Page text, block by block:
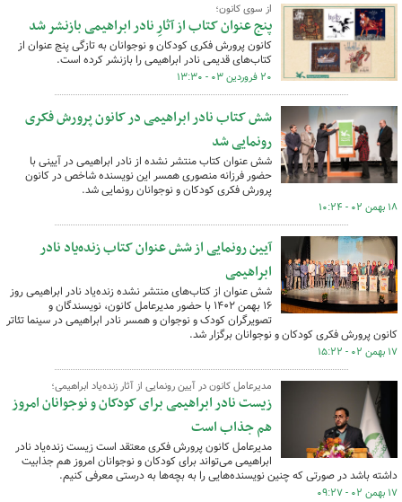
از سوی کانون؛
پنج عنوان کتاب از آثارِ نادر ابراهیمی بازنشر شد
کانون پرورش فکری کودکان و نوجوانان به تازگی پنج عنوان از
کتاب‌های قدیمی نادر ابراهیمی را بازنشر کرده است.
۲۰ فروردین ۰۳ - ۱۳:۳۰
شش کتاب نادر ابراهیمی در کانون پرورش فکری
رونمایی شد
شش عنوان کتاب منتشر نشده از نادر ابراهیمی در آیینی با
حضور فرزانه منصوری همسر این نویسنده شاخص در کانون
پرورش فکری کودکان و نوجوانان رونمایی شد.
۱۸ بهمن ۰۲ - ۱۰:۲۴
آیین رونمایی از شش عنوان کتاب زنده‌یاد نادر
ابراهیمی
شش عنوان از کتاب‌های منتشر نشده زنده‌یاد نادر ابراهیمی روز
۱۶ بهمن ۱۴۰۲ با حضور مدیرعامل کانون، نویسندگان و
تصویرگران کودک و نوجوان و همسر نادر ابراهیمی در سینما تئاتر
کانون پرورش فکری کودکان و نوجوانان برگزار شد.
۱۷ بهمن ۰۲ - ۱۵:۲۲
مدیرعامل کانون در آیین رونمایی از آثار زنده‌یاد ابراهیمی؛
زیست نادر ابراهیمی برای کودکان و نوجوانان امروز
هم جذاب است
مدیرعامل کانون پرورش فکری معتقد است زیست زنده‌یاد نادر
ابراهیمی می‌تواند برای کودکان و نوجوانان امروز هم جذابیت
داشته باشد در صورتی که چنین نویسنده‌هایی را به بچه‌ها به درستی معرفی کنیم.
۱۷ بهمن ۰۲ - ۰۹:۲۷